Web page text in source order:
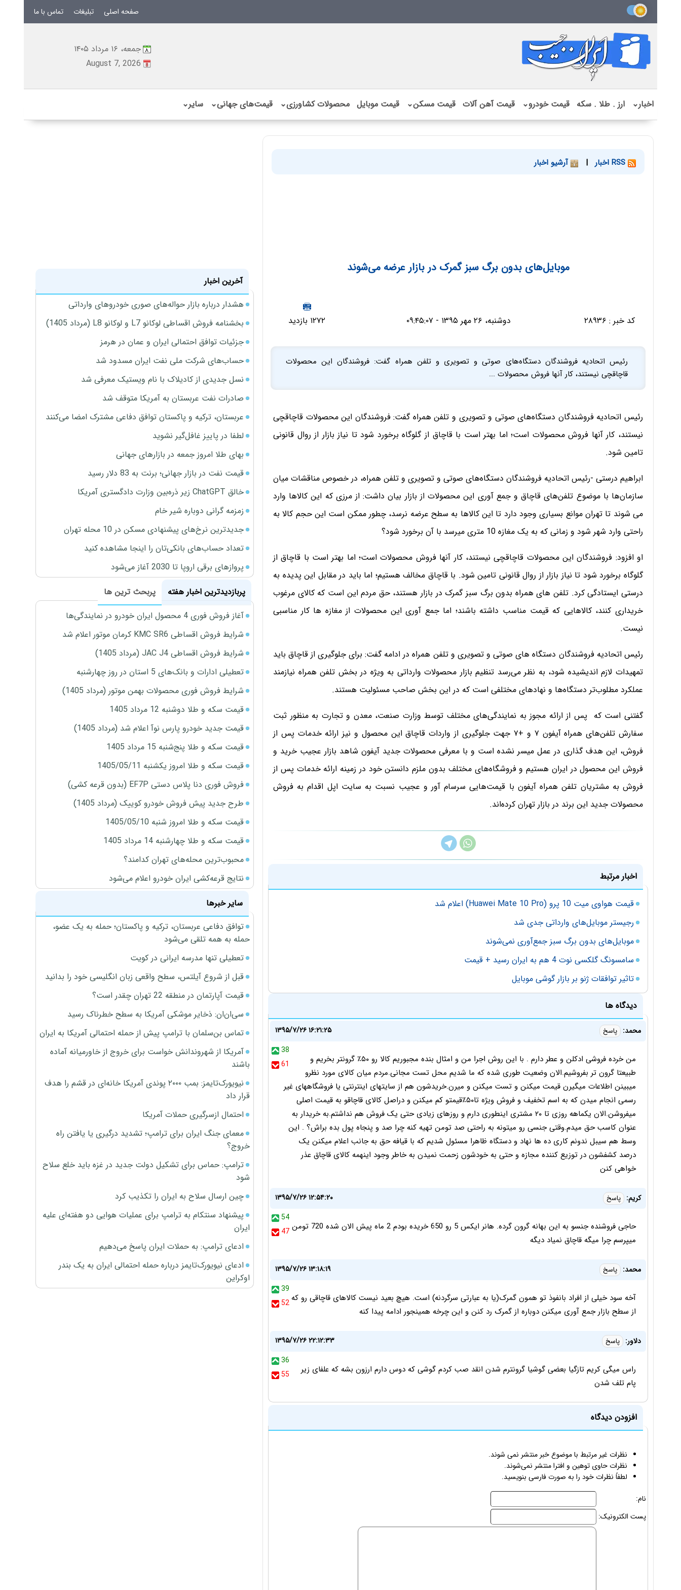
صفحه اصلی تبلیغات تماس با ما
جمعه، ۱۶ مرداد ۱۴۰۵
August 7, 2026
اخبار⌄ ارز . طلا . سکه قیمت خودرو⌄ قیمت آهن آلات قیمت مسکن⌄ قیمت موبایل محصولات کشاورزی⌄ قیمت‌های جهانی⌄ سایر⌄
| آرشیو اخبار
موبایل‌های بدون برگ سبز گمرک در بازار عرضه می‌شوند
کد خبر : ۲۸۹۳۶ دوشنبه، ۲۶ مهر ۱۳۹۵ - ۰۹:۴۵:۰۷ ۱۲۷۲ بازدید
رئیس اتحادیه فروشندگان دستگاه‌های صوتی و تصویری و تلفن همراه گفت: فروشندگان این محصولات
قاچاقچی نیستند، کار آنها فروش محصولات ...
رئیس اتحادیه فروشندگان دستگاه‌های صوتی و تصویری و تلفن همراه گفت: فروشندگان این محصولات قاچاقچی
نیستند، کار آنها فروش محصولات است؛ اما بهتر است با قاچاق از گلوگاه برخورد شود تا نیاز بازار از روال قانونی
تامین شود.
ابراهیم درستی -رئیس اتحادیه فروشندگان دستگاه‌های صوتی و تصویری و تلفن همراه، در خصوص مناقشات میان
سازمان‌ها با موضوع تلفن‌های قاچاق و جمع آوری این محصولات از بازار بیان داشت: از مرزی که این کالاها وارد
می شوند تا تهران موانع بسیاری وجود دارد تا این کالاها به سطح عرضه نرسد، چطور ممکن است این حجم کالا به
راحتی وارد شهر شود و زمانی که به یک مغازه 10 متری میرسد با آن برخورد شود؟
او افزود: فروشندگان این محصولات قاچاقچی نیستند، کار آنها فروش محصولات است؛ اما بهتر است با قاچاق از
گلوگاه برخورد شود تا نیاز بازار از روال قانونی تامین شود. با قاچاق مخالف هستیم؛ اما باید در مقابل این پدیده به
درستی ایستادگی کرد. تلفن های همراه بدون برگ سبز گمرک در بازار هستند، حق مردم این است که کالای مرغوب
خریداری کنند، کالاهایی که قیمت مناسب داشته باشند؛ اما جمع آوری این محصولات از مغازه ها کار مناسبی
نیست.
رئیس اتحادیه فروشندگان دستگاه های صوتی و تصویری و تلفن همراه در ادامه گفت: برای جلوگیری از قاچاق باید
تمهیدات لازم اندیشیده شود، به نظر می‌رسد تنظیم بازار محصولات وارداتی به ویژه در بخش تلفن همراه نیازمند
عملکرد مطلوب‌تر دستگاه‌ها و نهادهای مختلفی است که در این بخش صاحب مسئولیت هستند.
گفتنی است که پس از ارائه مجوز به نمایندگی‌های مختلف توسط وزارت صنعت، معدن و تجارت به منظور ثبت
سفارش تلفن‌های همراه آیفون ۷ و +۷ جهت جلوگیری از واردات قاچاق این محصول و نیز ارائه خدمات پس از
فروش، این هدف گذاری در عمل میسر نشده است و با معرفی محصولات جدید آیفون شاهد بازار عجیب خرید و
فروش این محصول در ایران هستیم و فروشگاه‌های مختلف بدون ملزم دانستن خود در زمینه ارائه خدمات پس از
فروش به مشتریان تلفن همراه آیفون با قیمت‌هایی سرسام آور و عجیب نسبت به سایت اپل اقدام به فروش
محصولات جدید این برند در بازار تهران کرده‌اند.
اخبار مرتبط
قیمت هواوی میت 10 پرو (Huawei Mate 10 Pro) اعلام شد
رجیستر موبایل‌های وارداتی جدی شد
موبایل‌های بدون برگ سبز جمع‌آوری نمی‌شوند
سامسونگ گلکسی نوت 4 هم به ایران رسید + قیمت
تاثیر توافقات ژنو بر بازار گوشی موبایل
دیدگاه ها
محمد: پاسخ
۱۳۹۵/۷/۲۶ ۱۶:۲۱:۲۵
38
61
من خرده فروشی ادکلن و عطر دارم . با این روش اجرا من و امثال بنده مجبوریم کالا رو ۵۰٪ گرونتر بخریم و
طبیعتا گرون تر بفروشیم.الان وضعیت طوری شده که ما شدیم محل تست مجانی.مردم میان کالای مورد نظرو
میبینن اطلاعات میگیرن قیمت میکنن و تست میکنن و میرن.خریدشون هم از سایتهای اینترنتی یا فروشگاههای غیر
رسمی انجام میدن که به اسم تخفیف و فروش ویژه تا۵۰٪قیمتو کم میکنن و دراصل کالای قاچاقو به قیمت اصلی
میفروشن.الان یکماهه روزی تا ۲۰ مشتری اینطوری دارم و روزهای زیادی حتی یک فروش هم نداشتم.به خریدار به
عنوان کاسب حق میدم.وقتی جنسی رو میتونه به راحتی صد تومن تهیه کنه چرا صد و پنجاه پول بده براش؟ . این
وسط هم سیبل ندونم کاری ده ها نهاد و دستگاه ظاهرا مسئول شدیم که با قیافه حق به جانب اعلام میکنن یک
درصد کشفشون در توزیع کننده مجازه و حتی به خودشون زحمت نمیدن به خاطر وجود اینهمه کالای قاچاق عذر
خواهی کنن
کریم: پاسخ
۱۳۹۵/۷/۲۶ ۱۲:۵۴:۲۰
54
47 حاجی فروشنده جنسو به این بهانه گرون گرده. هانر ایکس 5 رو 650 خریده بودم 2 ماه پیش الان شده 720 تومن
میپرسم چرا میگه قاچاق نمیاد دیگه
محمد: پاسخ
۱۳۹۵/۷/۲۶ ۱۳:۱۸:۱۹
39
52آخه سود خیلی از افراد بانفوذ تو همون گمرک(یا به عبارتی سرگردنه) است. هیچ بعید نیست کالاهای قاچاقی رو که
از سطح بازار جمع آوری میکنن دوباره از گمرک رد کنن و این چرخه همینجور ادامه پیدا کنه
دلاور: پاسخ
۱۳۹۵/۷/۲۶ ۲۲:۱۲:۳۳
36
55
راس میگی کریم تازگیا بعضی گوشیا گرونترم شدن انقد صب کردم گوشی که دوس دارم ارزون بشه که علفای زیر
پام تلف شدن
افزودن دیدگاه
نظرات غیر مرتبط با موضوع خبر منتشر نمی شوند.
نظرات حاوی توهین و افترا منتشر نمی‌شوند.
لطفاً نظرات خود را به صورت فارسی بنویسید.
نام:
پست الکترونیک:
آخرین اخبار
هشدار درباره بازار حواله‌های صوری خودروهای وارداتی
بخشنامه فروش اقساطی لوکانو L7 و لوکانو L8 (مرداد 1405)
جزئیات توافق احتمالی ایران و عمان در هرمز
حساب‌های شرکت ملی نفت ایران مسدود شد
نسل جدیدی از کادیلاک با نام ویستیک معرفی شد
صادرات نفت عربستان به آمریکا متوقف شد
عربستان، ترکیه و پاکستان توافق دفاعی مشترک امضا می‌کنند
لطفا در پاییز غافل‌گیر نشوید
بهای طلا امروز جمعه در بازارهای جهانی
قیمت نفت در بازار جهانی؛ برنت به 83 دلار رسید
خالق ChatGPT زیر ذره‌بین وزارت دادگستری آمریکا
زمزمه گرانی دوباره شیر خام
جدیدترین نرخ‌های پیشنهادی مسکن در 10 محله تهران
تعداد حساب‌های بانکی‌تان را اینجا مشاهده کنید
پروازهای برقی اروپا تا 2030 آغاز می‌شود
پربازدیدترین اخبار هفته
پربحث ترین ها
آغاز فروش فوری 4 محصول ایران خودرو در نمایندگی‌ها
شرایط فروش اقساطی KMC SR6 کرمان موتور اعلام شد
شرایط فروش اقساطی JAC J4 (مرداد 1405)
تعطیلی ادارات و بانک‌های 5 استان در روز چهارشنبه
شرایط فروش فوری محصولات بهمن موتور (مرداد 1405)
قیمت سکه و طلا دوشنبه 12 مرداد 1405
قیمت جدید خودرو پارس نوآ اعلام شد (مرداد 1405)
قیمت سکه و طلا پنج‌شنبه 15 مرداد 1405
قیمت سکه و طلا امروز یکشنبه 1405/05/11
فروش فوری دنا پلاس دستی EF7P (بدون قرعه کشی)
طرح جدید پیش فروش خودرو کوییک (مرداد 1405)
قیمت سکه و طلا امروز شنبه 1405/05/10
قیمت سکه و طلا چهارشنبه 14 مرداد 1405
محبوب‌ترین محله‌های تهران کدامند؟
نتایج قرعه‌کشی ایران خودرو اعلام می‌شود
سایر خبرها
توافق دفاعی عربستان، ترکیه و پاکستان؛ حمله به یک عضو،
حمله به همه تلقی می‌شود
تعطیلی تنها مدرسه ایرانی در کویت
قبل از شروع آیلتس، سطح واقعی زبان انگلیسی خود را بدانید
قیمت آپارتمان در منطقه 22 تهران چقدر است؟
سی‌ان‌ان: ذخایر موشکی آمریکا به سطح خطرناک رسید
تماس بن‌سلمان با ترامپ پیش از حمله احتمالی آمریکا به ایران
آمریکا از شهروندانش خواست برای خروج از خاورمیانه آماده
باشند
نیویورک‌تایمز: بمب ۲۰۰۰ پوندی آمریکا خانه‌ای در قشم را هدف
قرار داد
احتمال ازسرگیری حملات آمریکا
معمای جنگ ایران برای ترامپ؛ تشدید درگیری یا یافتن راه
خروج؟
ترامپ: حماس برای تشکیل دولت جدید در غزه باید خلع سلاح
شود
چین ارسال سلاح به ایران را تکذیب کرد
پیشنهاد سنتکام به ترامپ برای عملیات هوایی دو هفته‌ای علیه
ایران
ادعای ترامپ: به حملات ایران پاسخ می‌دهیم
ادعای نیویورک‌تایمز درباره حمله احتمالی ایران به یک بندر
اوکراین